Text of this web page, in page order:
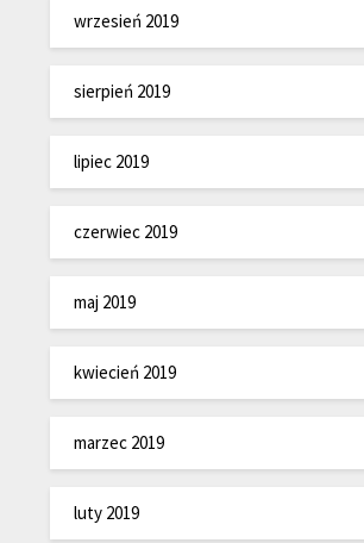
wrzesień 2019
sierpień 2019
lipiec 2019
czerwiec 2019
maj 2019
kwiecień 2019
marzec 2019
luty 2019